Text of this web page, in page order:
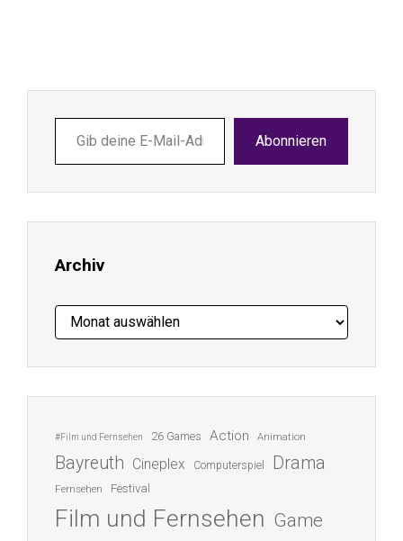
deine
E-
ein ...
Abonnieren
Archiv
Archiv
#Film und Fernsehen 26 Games Action Animation
Bayreuth Cineplex Computerspiel Drama
Fernsehen Festival
Film und Fernsehen Game